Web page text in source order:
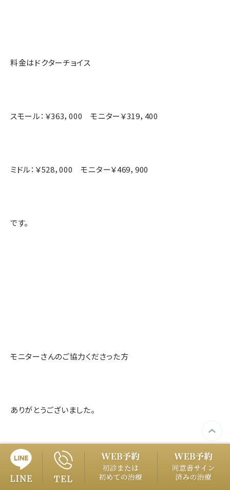
料金はドクターチョイス
スモール：￥363，000 モニター￥319，400
ミドル：￥528，000 モニター￥469，900
です。
モニターさんのご協力くださった方
ありがとうございました。
これからの毎日の自信につながりますように。